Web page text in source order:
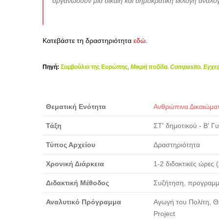
Κατεβάστε τη δραστηριότητα εδώ
Πηγή: Συμβούλιο της Ευρώπης, Μικρή πυξίδα. Compasito.
Θεματική Ενότητα Ανθρώπινα
Τάξη ΣΤ' δημοτικού - Β'
Τύπος Αρχείου Δραστηριότητα
Χρονική Διάρκεια 1-2 διδακτικές ώρες
Διδακτική Μέθοδος Συζήτηση,
Αναλυτικό Πρόγραμμα
Αγωγή του Πολίτη,
Project